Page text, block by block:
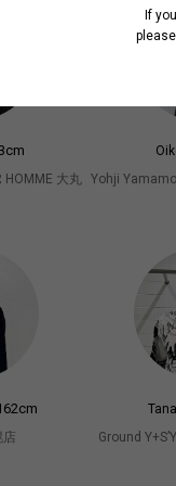
If
please
HOMME 大丸 Yohji
店 Ground